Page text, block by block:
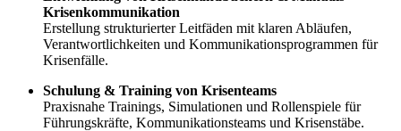
Krisenkommunikation
Erstellung strukturierter Leitfäden mit klaren Abläufen,
Verantwortlichkeiten und Kommunikationsprogrammen für
Krisenfälle.
Schulung & Training von Krisenteams
Praxisnahe Trainings, Simulationen und Rollenspiele für
Führungskräfte, Kommunikationsteams und Krisenstäbe.